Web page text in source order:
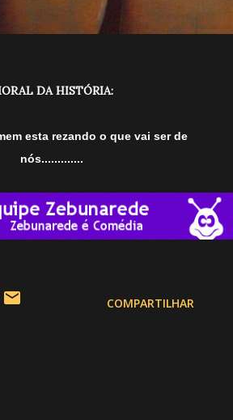
MORAL DA HISTÓRIA:
nós.............
COMPARTILHAR